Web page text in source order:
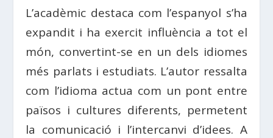
L’acadèmic destaca com l’espanyol s’ha
expandit i ha exercit influència a tot el
món, convertint-se en un dels idiomes
més parlats i estudiats. L’autor ressalta
com l’idioma actua com un pont entre
països i cultures diferents, permetent
la comunicació i l’intercanvi d’idees. A